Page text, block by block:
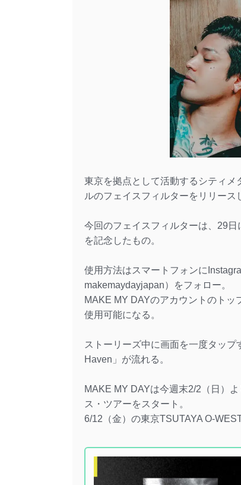
東京を拠点として活動するシティメ
ルのフェイスフィルターをリリース
今回のフェイスフィルターは、29
を記念したもの。
使用方法はスマートフォンに
makemaydayjapan）をフォロー。
MAKE MY DAYのアカウントのト
使用可能になる。
ストーリーズ中に画面を一度タッ
Haven」が流れる。
MAKE MY DAYは今週末2/2（日）
ス・ツアーをスタート。
6/12（金）の東京TSUTAYA O-